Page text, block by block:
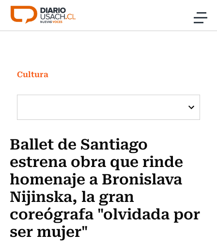
Click acá para ir directamente al contenido
Investigación
Cultura
Programas Radio y TV Usach
Cultura
Ballet de Santiago
estrena obra que rinde
homenaje a Bronislava
Nijinska, la gran
coreógrafa "olvidada por
ser mujer"